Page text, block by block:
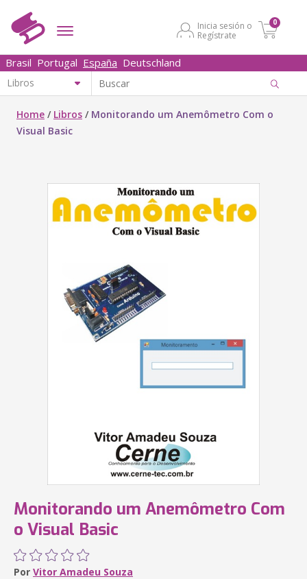
Inicia sesión o
Regístrate
0
Brasil Portugal España Deutschland
Home / Libros / Monitorando um Anemômetro Com o
Visual Basic
Monitorando um Anemômetro Com
o Visual Basic
Por Vitor Amadeu Souza